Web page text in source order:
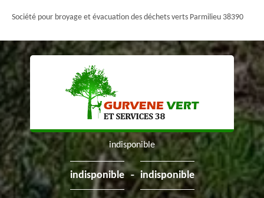
Société pour broyage et évacuation des déchets verts Parmilieu 38390
indisponible
indisponible - indisponible